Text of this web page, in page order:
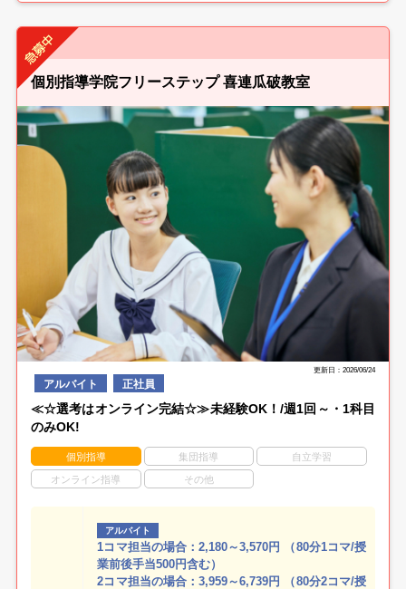
個別指導学院フリーステップ 喜連瓜破教室
更新日：2026/06/24
アルバイト 正社員
≪☆選考はオンライン完結☆≫未経験OK！/週1回～・1科目
のみOK!
個別指導 集団指導 自立学習
オンライン指導 その他
アルバイト
1コマ担当の場合：2,180～3,570円 （80分1コマ/授
業前後手当500円含む）
2コマ担当の場合：3,959～6,739円 （80分2コマ/授